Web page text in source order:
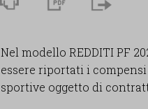
Nel modello REDDITI PF
essere riportati i
sportive oggetto di